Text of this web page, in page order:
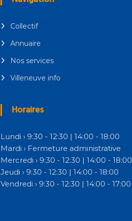
Collectif
Annuaire
Nos services
Villeneuve info
Horaires
Lundi › 9:30 - 12:30 | 14:00 - 18:00
Mardi › Fermeture administrative
Mercredi › 9:30 - 12:30 | 14:00 - 18:00
Jeudi › 9:30 - 12:30 | 14:00 - 18:00
Vendredi › 9:30 - 12:30 | 14:00 - 17:00